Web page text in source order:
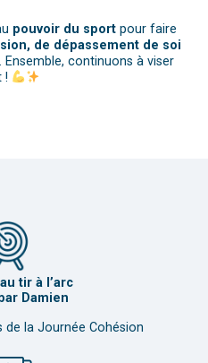
pouvoir du sport pour faire
de dépassement de soi
. Ensemble, continuons à viser
!
tir à l’arc
Damien
la Journée Cohésion